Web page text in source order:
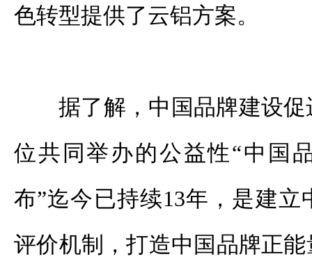
色转型提供了云铝方案。
据了解，中国品牌建设
位共同举办的公益性“中国
布”迄今已持续13年，是建
评价机制，打造中国品牌正